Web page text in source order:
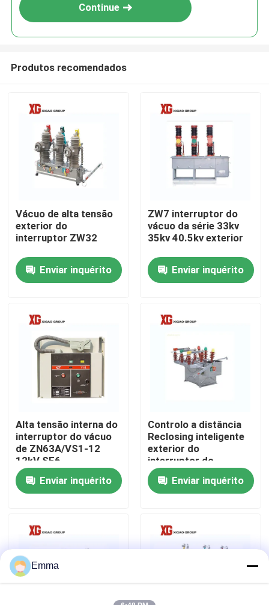
Casa
Excursão da fábrica
Contacte-nos
Peça umas citações
Interruptor de ruptura de carga do ar
Interruptor de ruptura de carga SF6
Switchgear da distribuição de poder
Continue
Produtos recomendados
Vácuo de alta tensão
exterior do
interruptor ZW32
Enviar inquérito
ZW7 interruptor do
vácuo da série 33kv
35kv 40.5kv exterior
Enviar inquérito
Alta tensão interna do
interruptor do vácuo
de ZN63A/VS1-12
12kV SF6
Enviar inquérito
Controlo a distância
Reclosing inteligente
exterior do
interruptor do
interruptor do vácuo
Enviar inquérito
Emma